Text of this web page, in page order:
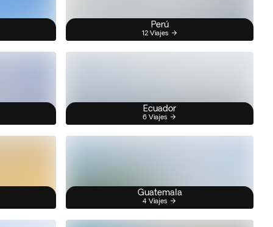
Perú
12 Viajes
Ecuador
6 Viajes
Guatemala
4 Viajes